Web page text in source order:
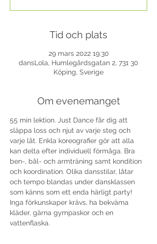
Tid och plats
29 mars 2022 19:30
dansLola, Humlegårdsgatan 2, 731 30
Köping, Sverige
Om evenemanget
55 min lektion. Just Dance får dig att
släppa loss och njut av varje steg och
varje låt. Enkla koreografier gör att alla
kan delta efter individuell förmåga. Bra
ben-, bål- och armträning samt kondition
och koordination. Olika dansstilar, låtar
och tempo blandas under dansklassen
som känns som ett enda härligt party!
Inga förkunskaper krävs, ha bekväma
kläder, gärna gympaskor och en
vattenflaska.